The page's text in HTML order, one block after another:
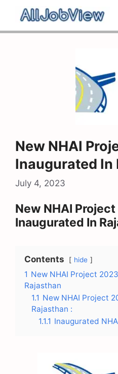
content
New NHAI
Inaugurated In
July 4, 2023
New NHAI
Inaugurated In
Contents hide
1 New NHAI Project
Rajasthan
1.1 New NHAI Project
Rajasthan :
1.1.1 Inaugurated